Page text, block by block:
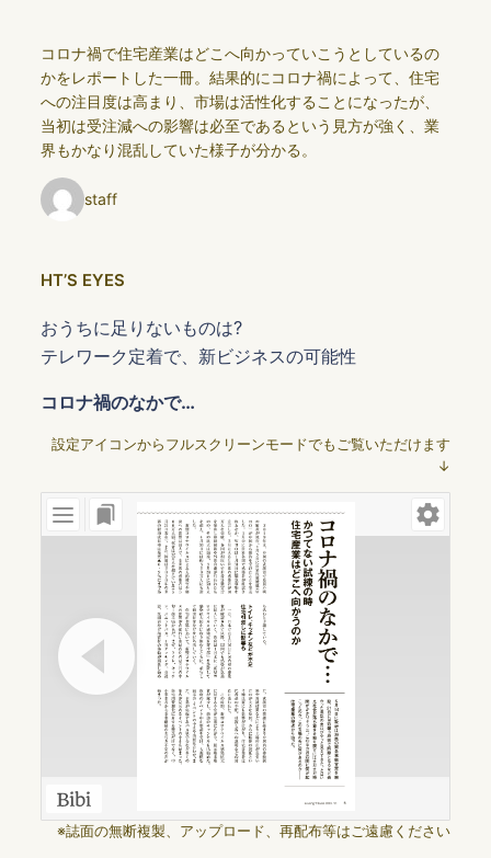
コロナ禍で住宅産業はどこへ向かっていこうとしているの
かをレポートした一冊。結果的にコロナ禍によって、住宅
への注目度は高まり、市場は活性化することになったが、
当初は受注減への影響は必至であるという見方が強く、業
界もかなり混乱していた様子が分かる。
staff
HTʼS EYES
おうちに足りないものは?
テレワーク定着で、新ビジネスの可能性
コロナ禍のなかで…
設定アイコンからフルスクリーンモードでもご覧いただけます
↓
※誌面の無断複製、アップロード、再配布等はご遠慮ください